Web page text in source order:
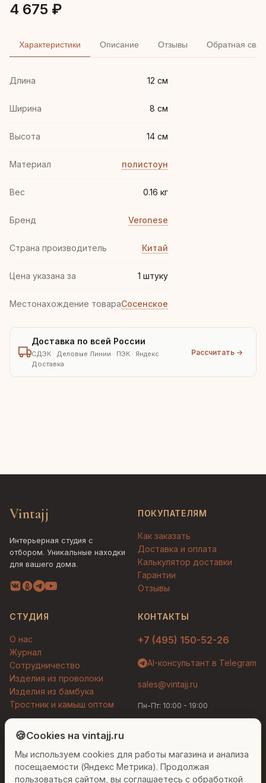
4 675 ₽
Характеристики Описание Отзывы Обратная
Длина 12 см
Ширина 8 см
Высота 14 см
Материал полистоун
Вес 0.16 кг
Бренд Veronese
Страна производитель Китай
Цена указана за 1 штуку
Местонахождение товараСосенское
Доставка по всей России
СДЭК · Деловые Линии · ПЭК · Яндекс
Доставка
Рассчитать →
Vintajj
Интерьерная студия с
отбором. Уникальные находки
для вашего дома.
ПОКУПАТЕЛЯМ
Как заказать
Доставка и оплата
Калькулятор доставки
Гарантии
Отзывы
СТУДИЯ
О нас
Журнал
Сотрудничество
Изделия из проволоки
Изделия из бамбука
Тростник и камыш оптом
КОНТАКТЫ
+7 (495) 150-52-26
AI-консультант в Telegram
sales@vintajj.ru
Пн-Пт: 10:00 - 19:00
© 2026 Vintajj. Все права защищены.
Договор оферты
Политика конфиденциальности
Согласие на обработку ПДн
Настройки cookies
🍪Cookies на vintajj.ru
Мы используем cookies для работы магазина и анализа
посещаемости (Яндекс Метрика). Продолжая
пользоваться сайтом, вы соглашаетесь с обработкой
Людмила
Привет! Я Людмила, ваш персональный
консультант по декору. Чем могу помочь?